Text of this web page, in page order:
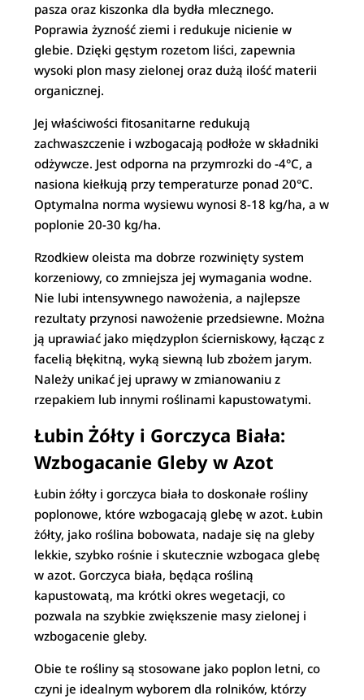
pasza oraz kiszonka dla bydła mlecznego.
Poprawia żyzność ziemi i redukuje nicienie w
glebie. Dzięki gęstym rozetom liści, zapewnia
wysoki plon masy zielonej oraz dużą ilość materii
organicznej.
Jej właściwości fitosanitarne redukują
zachwaszczenie i wzbogacają podłoże w składniki
odżywcze. Jest odporna na przymrozki do -4°C, a
nasiona kiełkują przy temperaturze ponad 20°C.
Optymalna norma wysiewu wynosi 8-18 kg/ha, a w
poplonie 20-30 kg/ha.
Rzodkiew oleista ma dobrze rozwinięty system
korzeniowy, co zmniejsza jej wymagania wodne.
Nie lubi intensywnego nawożenia, a najlepsze
rezultaty przynosi nawożenie przedsiewne. Można
ją uprawiać jako międzyplon ścierniskowy, łącząc z
facelią błękitną, wyką siewną lub zbożem jarym.
Należy unikać jej uprawy w zmianowaniu z
rzepakiem lub innymi roślinami kapustowatymi.
Łubin Żółty i Gorczyca Biała:
Wzbogacanie Gleby w Azot
Łubin żółty i gorczyca biała to doskonałe rośliny
poplonowe, które wzbogacają glebę w azot. Łubin
żółty, jako roślina bobowata, nadaje się na gleby
lekkie, szybko rośnie i skutecznie wzbogaca glebę
w azot. Gorczyca biała, będąca rośliną
kapustowatą, ma krótki okres wegetacji, co
pozwala na szybkie zwiększenie masy zielonej i
wzbogacenie gleby.
Obie te rośliny są stosowane jako poplon letni, co
czyni je idealnym wyborem dla rolników, którzy